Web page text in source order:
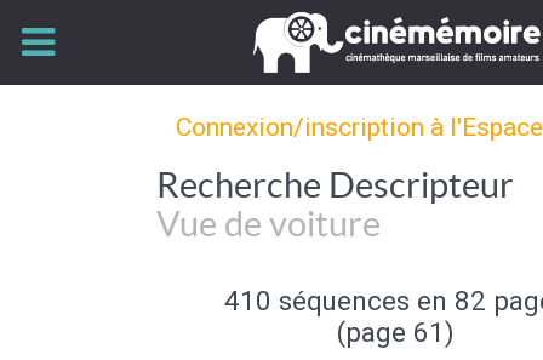
Connexion/inscription à
Recherche Descripteur
Vue de voiture
410 séquences en 82
(page 61)